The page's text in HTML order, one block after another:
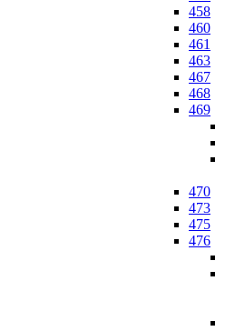
458
460
461
463
467
468
469
470
473
475
476